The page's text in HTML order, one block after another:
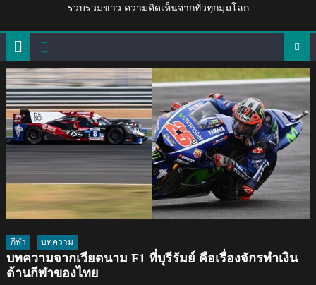
รวบรวมข่าว ความคิดเห็นจากทั่วทุกมุมโลก
กีฬา บทความ
บทความจากเวียดนาม F1 ที่บุรีรัมย์ คือเรื่องจักรทำเงิน
ด้านกีฬาของไทย